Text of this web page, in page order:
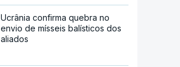
Ucrânia confirma quebra no
envio de mísseis balísticos dos
aliados